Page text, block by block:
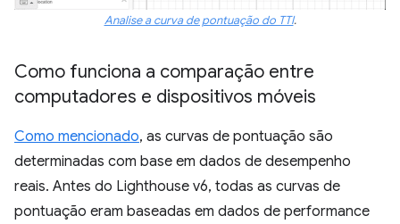
Analise a curva de pontuação do TTI.
Como funciona a comparação entre
computadores e dispositivos móveis
Como mencionado, as curvas de pontuação são
determinadas com base em dados de desempenho
reais. Antes do Lighthouse v6, todas as curvas de
pontuação eram baseadas em dados de performance